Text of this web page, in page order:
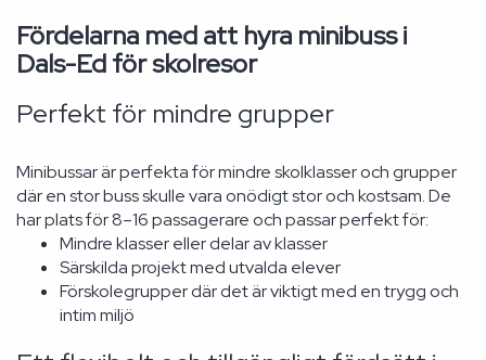
Fördelarna med att hyra minibuss i
Dals-Ed för skolresor
Perfekt för mindre grupper
Minibussar är perfekta för mindre skolklasser och grupper
där en stor buss skulle vara onödigt stor och kostsam. De
har plats för 8–16 passagerare och passar perfekt för:
Mindre klasser eller delar av klasser
Särskilda projekt med utvalda elever
Förskolegrupper där det är viktigt med en trygg och
intim miljö